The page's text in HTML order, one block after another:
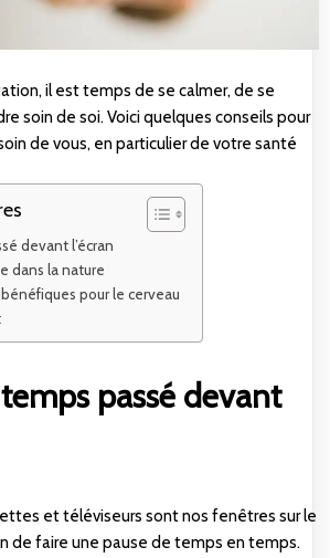
il est temps de se calmer, de se
soin de soi. Voici quelques conseils pour
de vous, en particulier de votre santé
devant l’écran
dans la nature
pour le cerveau
passé devant
et téléviseurs sont nos fenêtres sur le
de faire une pause de temps en temps.